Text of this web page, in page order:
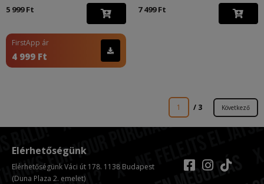
5 999 Ft
FirstApp ár
4 999 Ft
7 499 Ft
1 / 3 Következő
Elérhetőségünk
Elérhetőségünk Váci út 178. 1138 Budapest
(Duna Plaza 2. emelet)